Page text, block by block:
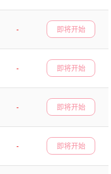
-
即将开始
-
即将开始
-
即将开始
-
即将开始